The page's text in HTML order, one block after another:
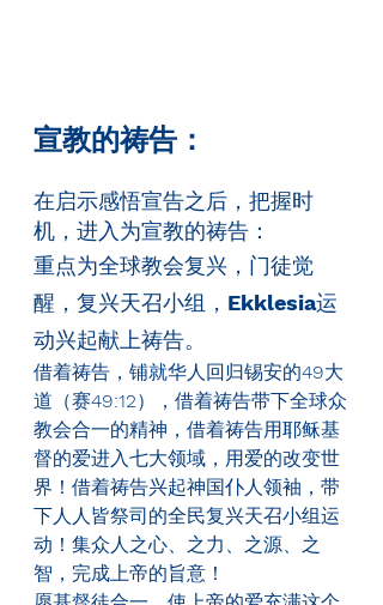
宣教的祷告：
在启示感悟宣告之后，把握时
机，进入为宣教的祷告：
重点为全球教会复兴，门徒觉
醒，复兴天召小组， Ekklesia运
动兴起献上祷告。
借着祷告，铺就华人回归锡安的49大
道（赛49:12），借着祷告带下全球众
教会合一的精神，借着祷告用耶稣基
督的爱进入七大领域，用爱的改变世
界！借着祷告兴起神国仆人领袖，带
下人人皆祭司的全民复兴天召小组运
动！集众人之心、之力、之源、之
智，完成上帝的旨意！